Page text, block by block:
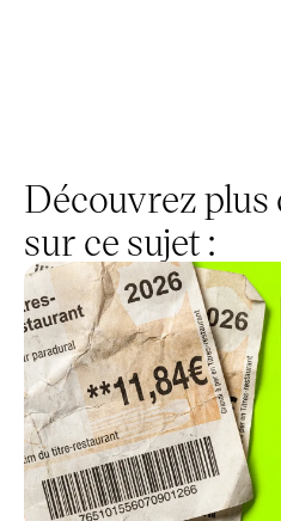
Découvrez plus
sur ce sujet :